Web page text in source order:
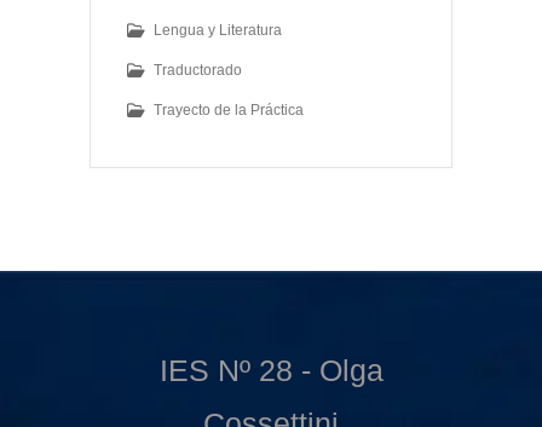
Lengua y Literatura
Traductorado
Trayecto de la Práctica
IES Nº 28 - Olga